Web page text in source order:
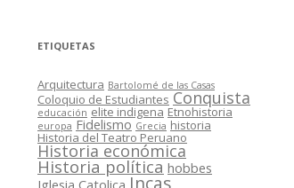
ETIQUETAS
Arquitectura Bartolomé de las Casas
Coloquio de Estudiantes Conquista
educación elite indigena Etnohistoria
europa Fidelismo Grecia historia
Historia del Teatro Peruano
Historia económica
Historia política hobbes
Iglesia Catolica Incas